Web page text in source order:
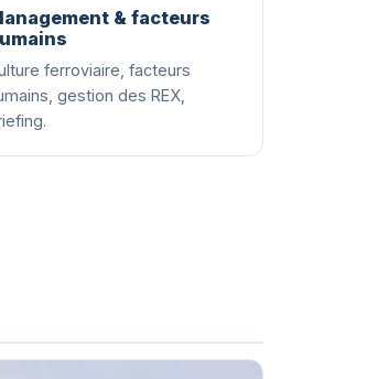
& facteurs
ferroviaire, facteurs
gestion des REX,